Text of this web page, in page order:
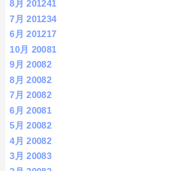
8月 201241
7月 201234
6月 201217
10月 20081
9月 20082
8月 20082
7月 20082
6月 20081
5月 20082
4月 20082
3月 20083